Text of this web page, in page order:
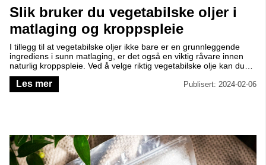
Slik bruker du vegetabilske oljer i
matlaging og kroppspleie
I tillegg til at vegetabilske oljer ikke bare er en grunnleggende
ingrediens i sunn matlaging, er det også en viktig råvare innen
naturlig kroppspleie. Ved å velge riktig vegetabilske olje kan du
ikke bare forbedre smaken i rettene dine, men også gi næring til
huden din. Ta en titt på noen vanlige vegetabilske oljer og les mer
om hvordan du kan bruke dem i matlaging og kroppspleie.
Les mer Publisert: 2024-02-06